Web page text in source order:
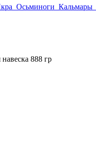
Осьминоги Кальмары
888 гр